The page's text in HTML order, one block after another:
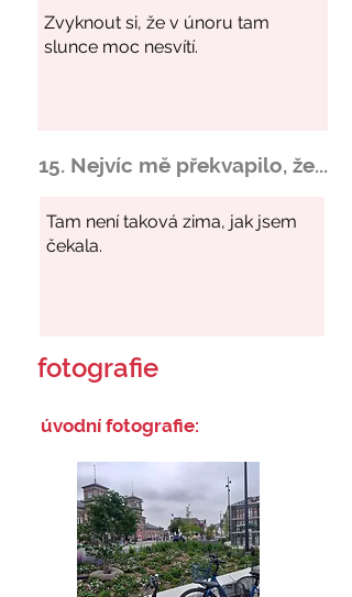
15. Nejvíc mě překvapilo, že...
fotografie
úvodní fotografie: